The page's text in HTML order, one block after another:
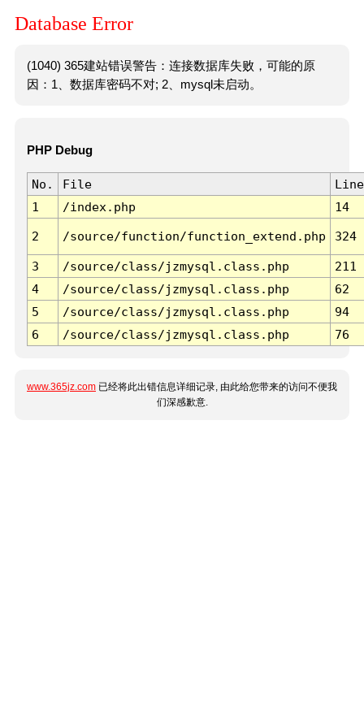
Database Error
(1040) 365建站错误警告：连接数据库失败，可能的原
因：1、数据库密码不对; 2、mysql未启动。
PHP Debug
No. File
Line
1
/index.php 14
2 /source/function/function_extend.php 324
3 /source/class/jzmysql.class.php
211
4
/source/class/jzmysql.class.php
62
5
/source/class/jzmysql.class.php
94
6
/source/class/jzmysql.class.php 76
www.365jz.com 已经将此出错信息详细记录, 由此给您带来的访问不便我
们深感歉意.